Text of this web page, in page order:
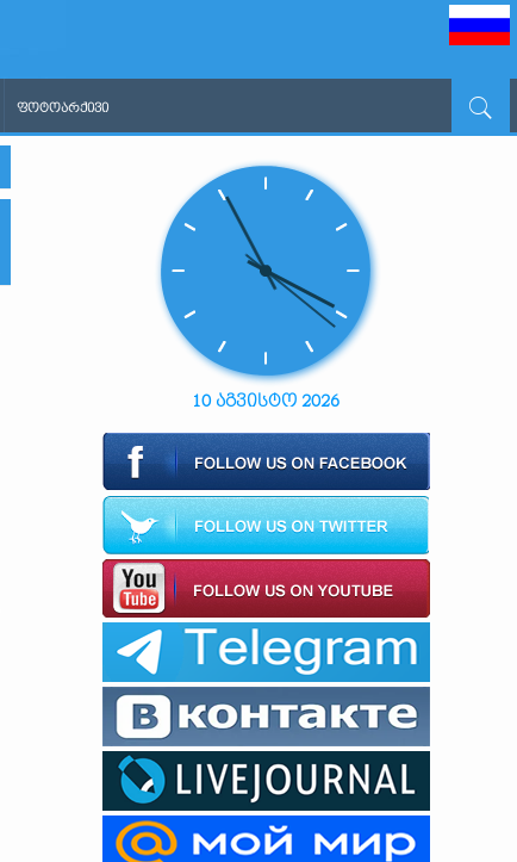
ᲤᲝᲢᲝᲐᲠᲥᲘᲕᲘ
10 აგვისტო 2026